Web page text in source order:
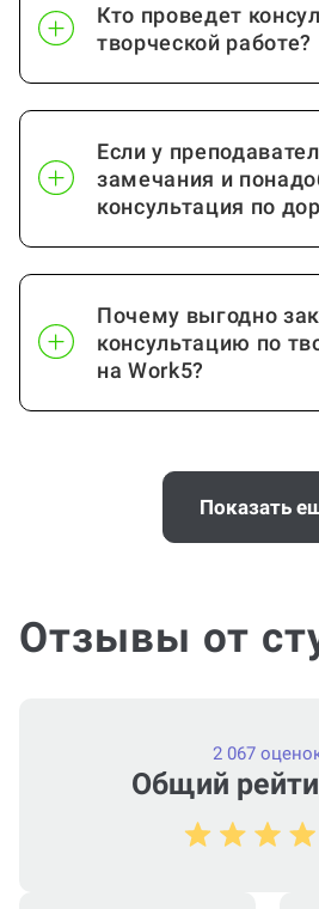
Кто проведет
творческой работе?
Если у
замечания и
консультация по
Почему выгодно
консультацию по
на Work5?
Когда и как нужно
Показать
Отзывы от
Общий
2 067